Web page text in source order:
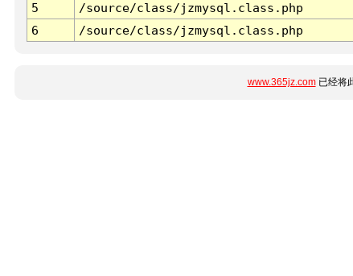
5
/source/class/jzmysql.class.php
6
/source/class/jzmysql.class.php
www.365jz.com已经将